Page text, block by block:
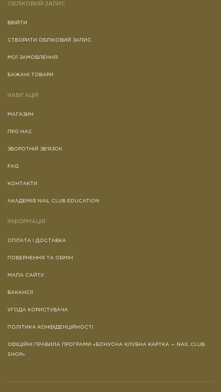
ОБЛІКОВИЙ ЗАПИС
ВВІЙТИ
СТВОРИТИ ОБЛІКОВИЙ ЗАПИС
МОЇ ЗАМОВЛЕННЯ
БАЖАНІ ТОВАРИ
НАВІГАЦІЯ
МАГАЗИН
ПРО НАС
ЗВОРОТНІЙ ЗВ’ЯЗОК
FAQ
КОНТАКТИ
АКАДЕМІЯ NAIL CLUB EDUCATION
ІНФОРМАЦІЯ
ОПЛАТА І ДОСТАВКА
ПОВЕРНЕННЯ ТА ОБМІН
МАПА САЙТУ
ВАКАНСІЇ
УГОДА КОРИСТУВАЧА
ПОЛІТИКА КОНФІДЕНЦІЙНОСТІ
ОФІЦІЙНІ ПРАВИЛА ПРОГРАМИ «БОНУСНА КЛУБНА КАРТКА — NAIL CLUB
SHOP»